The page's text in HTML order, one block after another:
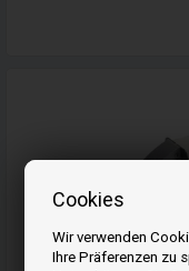
Cookies
Wir verwenden
Ihre Präferenzen zu